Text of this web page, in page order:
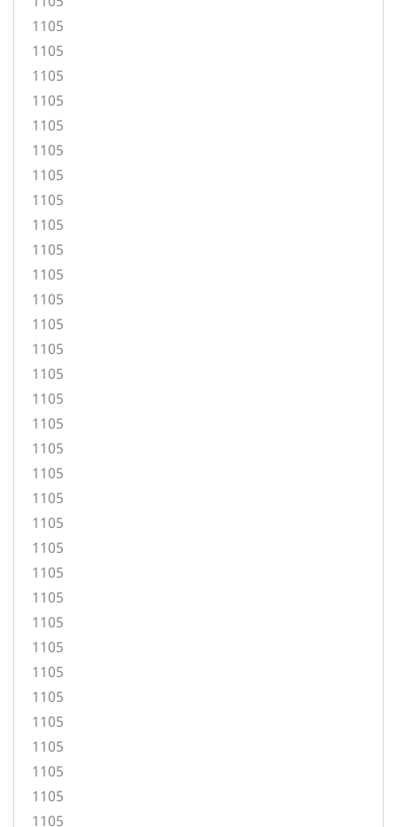
1105
1105
1105
1105
1105
1105
1105
1105
1105
1105
1105
1105
1105
1105
1105
1105
1105
1105
1105
1105
1105
1105
1105
1105
1105
1105
1105
1105
1105
1105
1105
1105
1105